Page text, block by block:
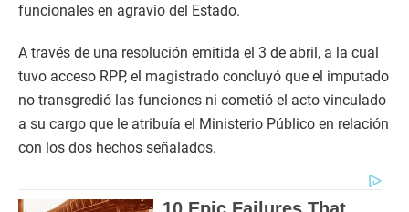
funcionales en agravio del Estado.
A través de una resolución emitida el 3 de abril, a la cual
tuvo acceso RPP, el magistrado concluyó que el imputado
no transgredió las funciones ni cometió el acto vinculado
a su cargo que le atribuía el Ministerio Público en relación
con los dos hechos señalados.